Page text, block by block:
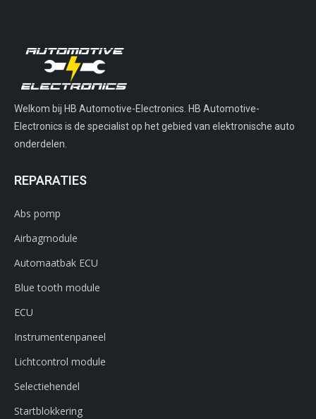
Welkom bij HB Automotive-Electronics. HB Automotive-
Electronics is de specialist op het gebied van elektronische auto
onderdelen.
REPARATIES
Abs pomp
Airbagmodule
Automaatbak ECU
Blue tooth module
ECU
Instrumentenpaneel
Lichtcontrol module
Selectiehendel
Startblokkering